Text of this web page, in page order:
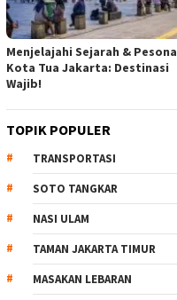
Menjelajahi Sejarah & Pesona
Kota Tua Jakarta: Destinasi
Wajib!
TOPIK POPULER
TRANSPORTASI
SOTO TANGKAR
NASI ULAM
TAMAN JAKARTA TIMUR
MASAKAN LEBARAN